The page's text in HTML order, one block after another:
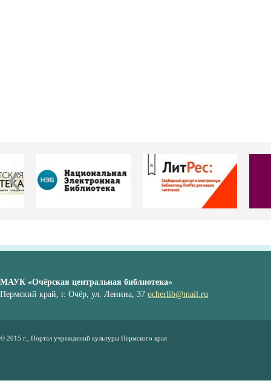
МАУК «Очёрская центральная библиотека»
Пермский край, г. Очёр, ул. Ленина, 37 ocherlib@mail.ru
© 2015 г., Портал учреждений культуры Пермского края